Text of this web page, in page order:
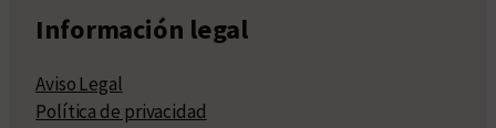
Información legal
Aviso Legal
Política de privacidad